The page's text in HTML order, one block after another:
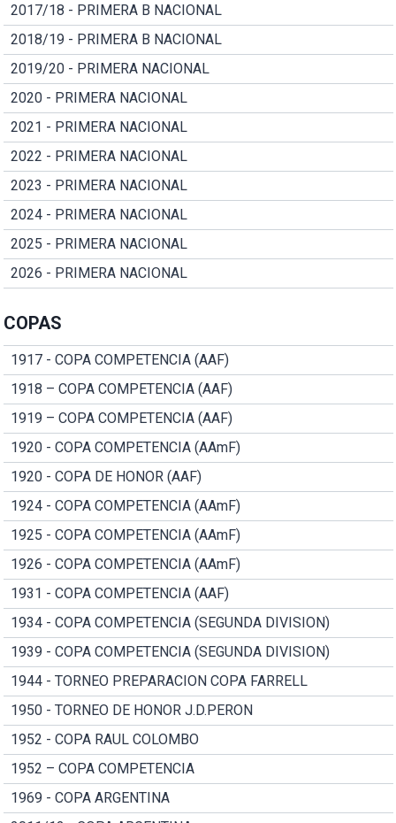
2017/18 - PRIMERA B NACIONAL
2018/19 - PRIMERA B NACIONAL
2019/20 - PRIMERA NACIONAL
2020 - PRIMERA NACIONAL
2021 - PRIMERA NACIONAL
2022 - PRIMERA NACIONAL
2023 - PRIMERA NACIONAL
2024 - PRIMERA NACIONAL
2025 - PRIMERA NACIONAL
2026 - PRIMERA NACIONAL
COPAS
1917 - COPA COMPETENCIA (AAF)
1918 – COPA COMPETENCIA (AAF)
1919 – COPA COMPETENCIA (AAF)
1920 - COPA COMPETENCIA (AAmF)
1920 - COPA DE HONOR (AAF)
1924 - COPA COMPETENCIA (AAmF)
1925 - COPA COMPETENCIA (AAmF)
1926 - COPA COMPETENCIA (AAmF)
1931 - COPA COMPETENCIA (AAF)
1934 - COPA COMPETENCIA (SEGUNDA DIVISION)
1939 - COPA COMPETENCIA (SEGUNDA DIVISION)
1944 - TORNEO PREPARACION COPA FARRELL
1950 - TORNEO DE HONOR J.D.PERON
1952 - COPA RAUL COLOMBO
1952 – COPA COMPETENCIA
1969 - COPA ARGENTINA